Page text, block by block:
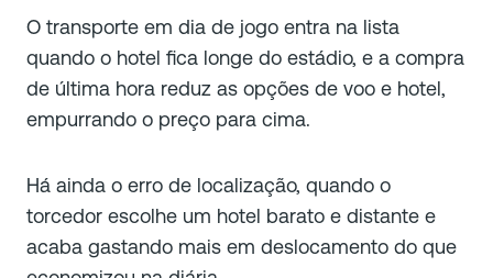
O transporte em dia de jogo entra na lista
quando o hotel fica longe do estádio, e a compra
de última hora reduz as opções de voo e hotel,
empurrando o preço para cima.
Há ainda o erro de localização, quando o
torcedor escolhe um hotel barato e distante e
acaba gastando mais em deslocamento do que